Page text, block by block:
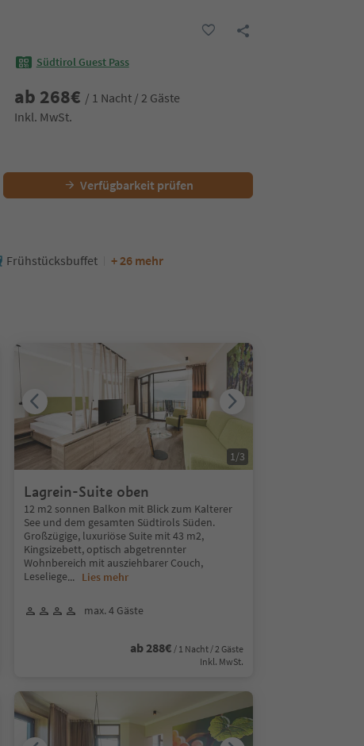
Südtirol Guest Pass
ab 268€ / 1 Nacht / 2 Gäste
Inkl. MwSt.
Verfügbarkeit prüfen
Frühstücksbuffet + 26 mehr
Lagrein-Suite oben
12 m2 sonnen Balkon mit Blick zum Kalterer
See und dem gesamten Südtirols Süden.
Großzügige, luxuriöse Suite mit 43 m2,
Kingsizebett, optisch abgetrennter
Wohnbereich mit ausziehbarer Couch,
Leseliege... Lies mehr
max. 4 Gäste
ab 288€ / 1 Nacht / 2 Gäste
Inkl. MwSt.
1/3